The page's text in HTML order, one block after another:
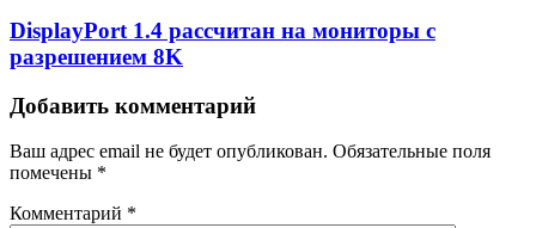
DisplayPort 1.4 рассчитан на мониторы с
разрешением 8K
Добавить комментарий
Ваш адрес email не будет опубликован. Обязательные поля
помечены *
Комментарий *